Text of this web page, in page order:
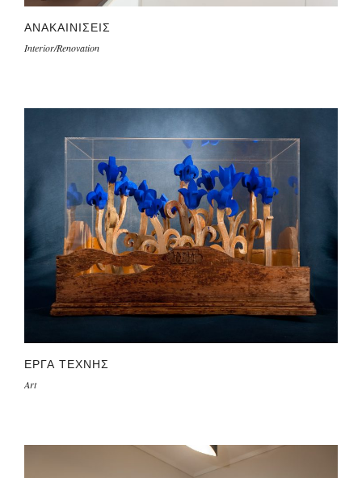
ΑΝΑΚΑΙΝΙΣΕΙΣ
Interior/Renovation
ΕΡΓΑ ΤΕΧΝΗΣ
Art